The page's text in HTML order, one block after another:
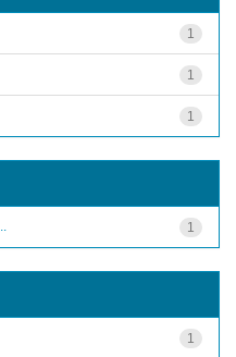
1
1
1
1
1